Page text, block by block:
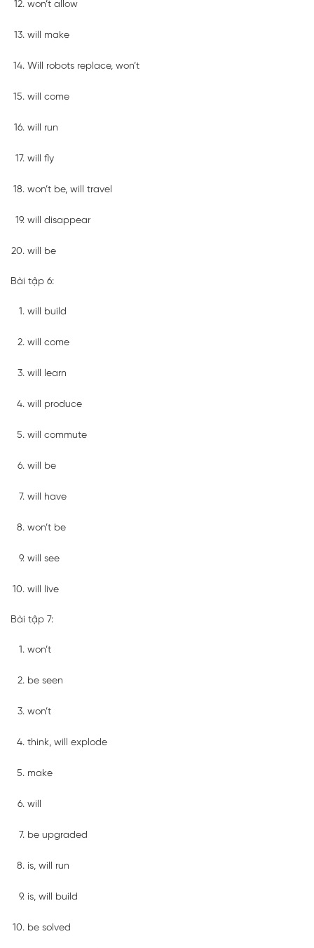
won’t allow
will make
Will robots replace, won’t
will come
will run
will fly
won’t be, will travel
will disappear
will be
Bài tập 6:
will build
will come
will learn
will produce
will commute
will be
will have
won’t be
will see
will live
Bài tập 7:
won’t
be seen
won’t
think, will explode
make
will
be upgraded
is, will run
is, will build
be solved